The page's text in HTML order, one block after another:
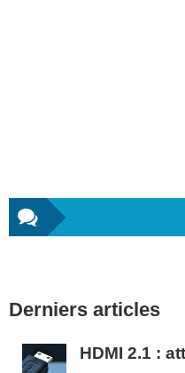
latérale
Derniers articles
HDMI 2.1 :